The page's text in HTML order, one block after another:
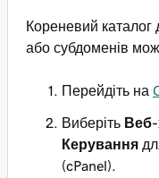
Кореневий каталог
або субдоменів
Перейдіть на
Виберіть
Керування
(cPanel).